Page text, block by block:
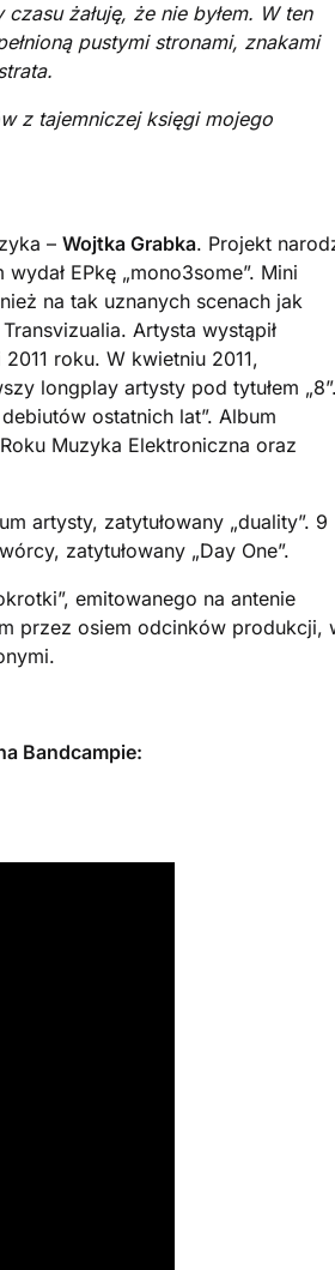
żałuję, że nie byłem. W ten
pustymi stronami, znakami
z tajemniczej księgi mojego
– Wojtka Grabka. Projekt
EPkę „mono3some”. Mini
na tak uznanych scenach jak
Artysta wystąpił
roku. W kwietniu 2011,
longplay artysty pod tytułem
ostatnich lat”. Album
Muzyka Elektroniczna oraz
artysty, zatytułowany „duality”. 9
zatytułowany „Day One”.
emitowanego na antenie
przez osiem odcinków produkcji,
Bandcampie: